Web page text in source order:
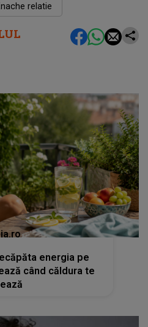
relatie
energia pe
când căldura te